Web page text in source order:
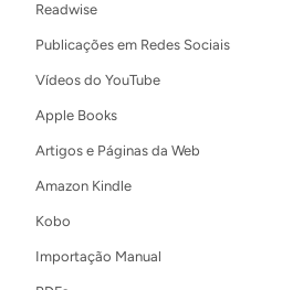
Readwise
Publicações em Redes Sociais
Vídeos do YouTube
Apple Books
Artigos e Páginas da Web
Amazon Kindle
Kobo
Importação Manual